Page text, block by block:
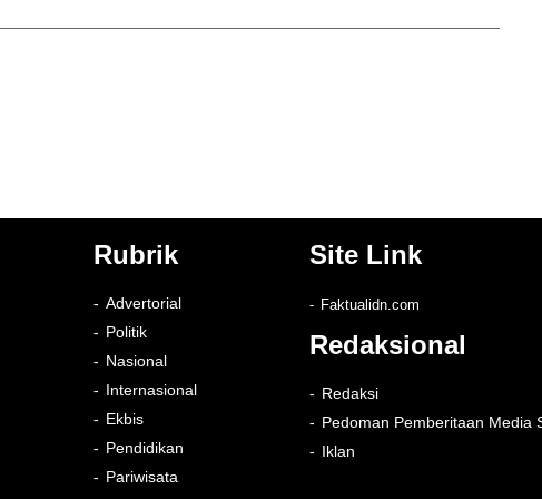
Rubrik
Advertorial
Politik
Nasional
Internasional
Ekbis
Pendidikan
Pariwisata
Site Link
Faktualidn.com
Redaksional
Redaksi
Pedoman Pemberitaan Media
Iklan